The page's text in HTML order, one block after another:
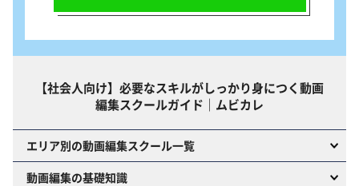
【社会人向け】必要なスキルがしっかり身につく動画
編集スクールガイド｜ムビカレ
エリア別の動画編集スクール一覧
動画編集の基礎知識